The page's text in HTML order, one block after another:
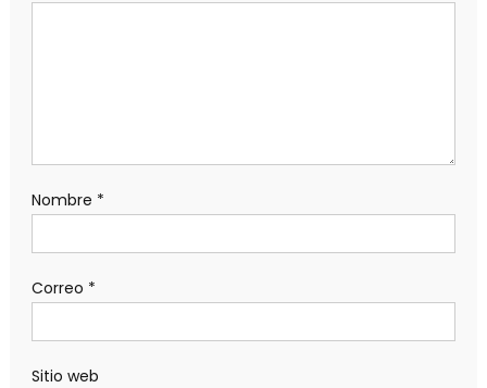
Nombre *
Correo *
Sitio web